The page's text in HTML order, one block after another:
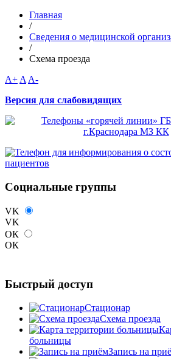
Главная
/
Сведения о медицинской
/
Схема проезда
A+ A A-
Версия для слабовидящих
Социальные группы
VK
VK
ОК
ОК
Быстрый доступ
Стационар
Схема проезда
больницы
Запись на